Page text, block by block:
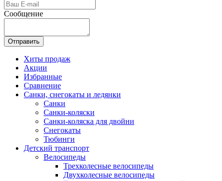
Сообщение
Отправить
Хиты продаж
Акции
Избранные
Сравнение
Санки, снегокаты и ледянки
Санки
Санки-коляски
Санки-коляска для двойни
Снегокаты
Тюбинги
Детский транспорт
Велосипеды
Трехколесные велосипеды
Двухколесные велосипеды